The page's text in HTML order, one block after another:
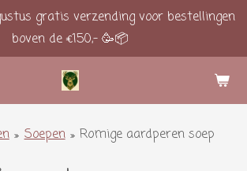
gratis verzending voor bestellingen
boven de €150,- 🥳📦
» Soepen » Romige aardperen soep